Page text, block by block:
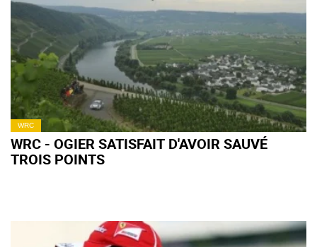
WRC
WRC - OGIER SATISFAIT D'AVOIR SAUVÉ
TROIS POINTS